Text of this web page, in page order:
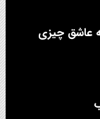
عاشق چیزی